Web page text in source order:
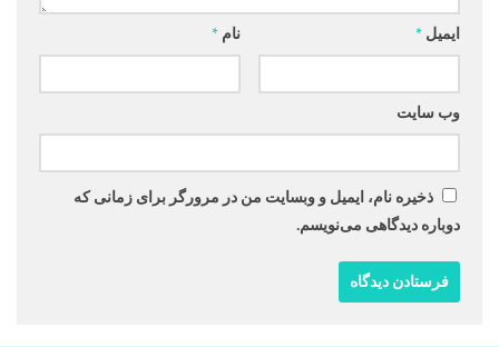
نام * ایمیل *
وب‌ سایت
ذخیره نام، ایمیل و وبسایت من در مرورگر برای زمانی که
دوباره دیدگاهی می‌نویسم.